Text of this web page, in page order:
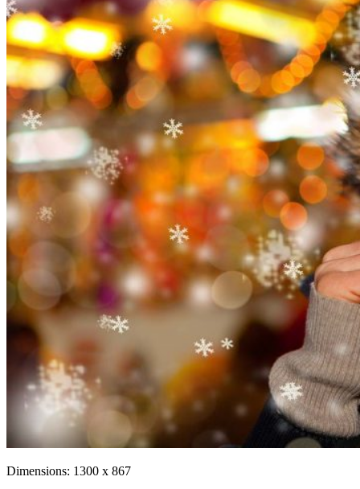
Dimensions: 1300 x 867